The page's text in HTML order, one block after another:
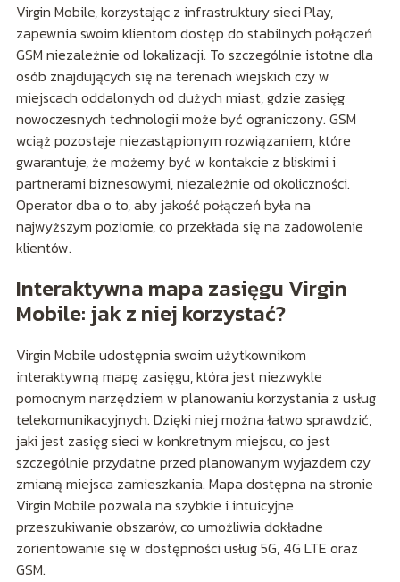
Virgin Mobile, korzystając z infrastruktury sieci Play,
zapewnia swoim klientom dostęp do stabilnych połączeń
GSM niezależnie od lokalizacji. To szczególnie istotne dla
osób znajdujących się na terenach wiejskich czy w
miejscach oddalonych od dużych miast, gdzie zasięg
nowoczesnych technologii może być ograniczony. GSM
wciąż pozostaje niezastąpionym rozwiązaniem, które
gwarantuje, że możemy być w kontakcie z bliskimi i
partnerami biznesowymi, niezależnie od okoliczności.
Operator dba o to, aby jakość połączeń była na
najwyższym poziomie, co przekłada się na zadowolenie
klientów.
Interaktywna mapa zasięgu Virgin
Mobile: jak z niej korzystać?
Virgin Mobile udostępnia swoim użytkownikom
interaktywną mapę zasięgu, która jest niezwykle
pomocnym narzędziem w planowaniu korzystania z usług
telekomunikacyjnych. Dzięki niej można łatwo sprawdzić,
jaki jest zasięg sieci w konkretnym miejscu, co jest
szczególnie przydatne przed planowanym wyjazdem czy
zmianą miejsca zamieszkania. Mapa dostępna na stronie
Virgin Mobile pozwala na szybkie i intuicyjne
przeszukiwanie obszarów, co umożliwia dokładne
zorientowanie się w dostępności usług 5G, 4G LTE oraz
GSM.